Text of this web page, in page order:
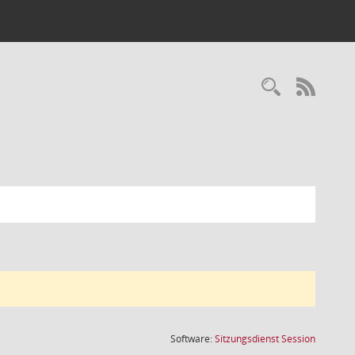
Software:SitzungsdienstSession(Wird in